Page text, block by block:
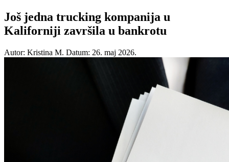
Još jedna trucking kompanija u
Kaliforniji završila u bankrotu
Autor: Kristina M. Datum: 26. maj 2026.